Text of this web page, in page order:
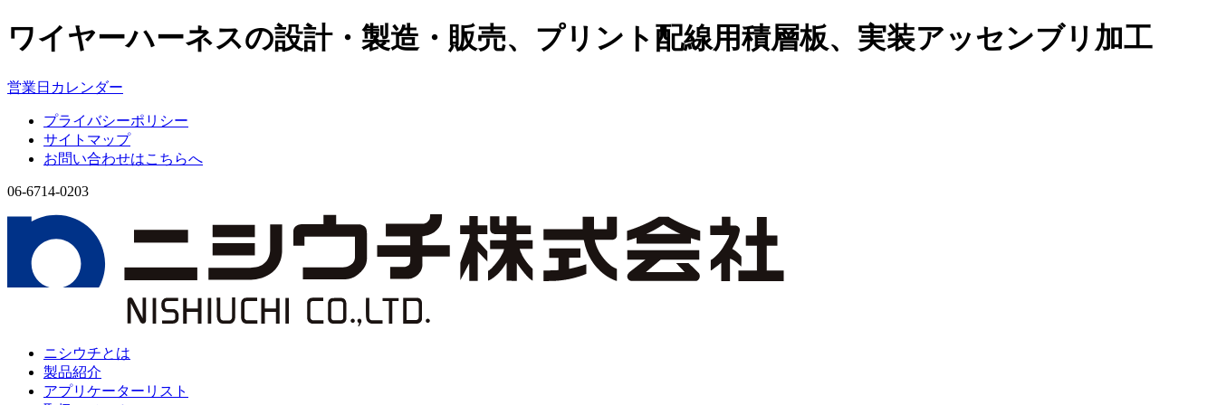
ワイヤーハーネスの設計・製造・販売、プリント配線用積層板、実装アッセンブリ加工
営業⽇カレンダー
プライバシーポリシー
サイトマップ
お問い合わせはこちらへ
06-6714-0203
ニシウチとは
製品紹介
アプリケーターリスト